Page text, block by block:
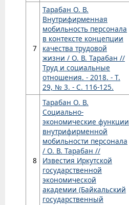
7
Тарабан О. В.
Внутрифирменная
мобильность персонала
в контексте концепции
качества трудовой
жизни / О. В. Тарабан //
Труд и социальные
отношения. - 2018. - Т.
29, № 3. - С. 116-125.
8
Тарабан О. В.
Социально-
экономические функции
внутрифирменной
мобильности персонала
/ О. В. Тарабан //
Известия Иркутской
государственной
экономической
академии (Байкальский
государственный